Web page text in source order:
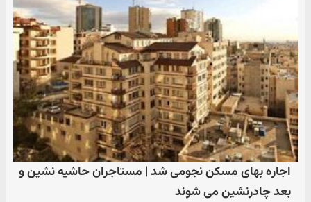
اجاره بهای مسکن نجومی شد | مستاجران حاشیه نشین و
بعد چادرنشین می شوند